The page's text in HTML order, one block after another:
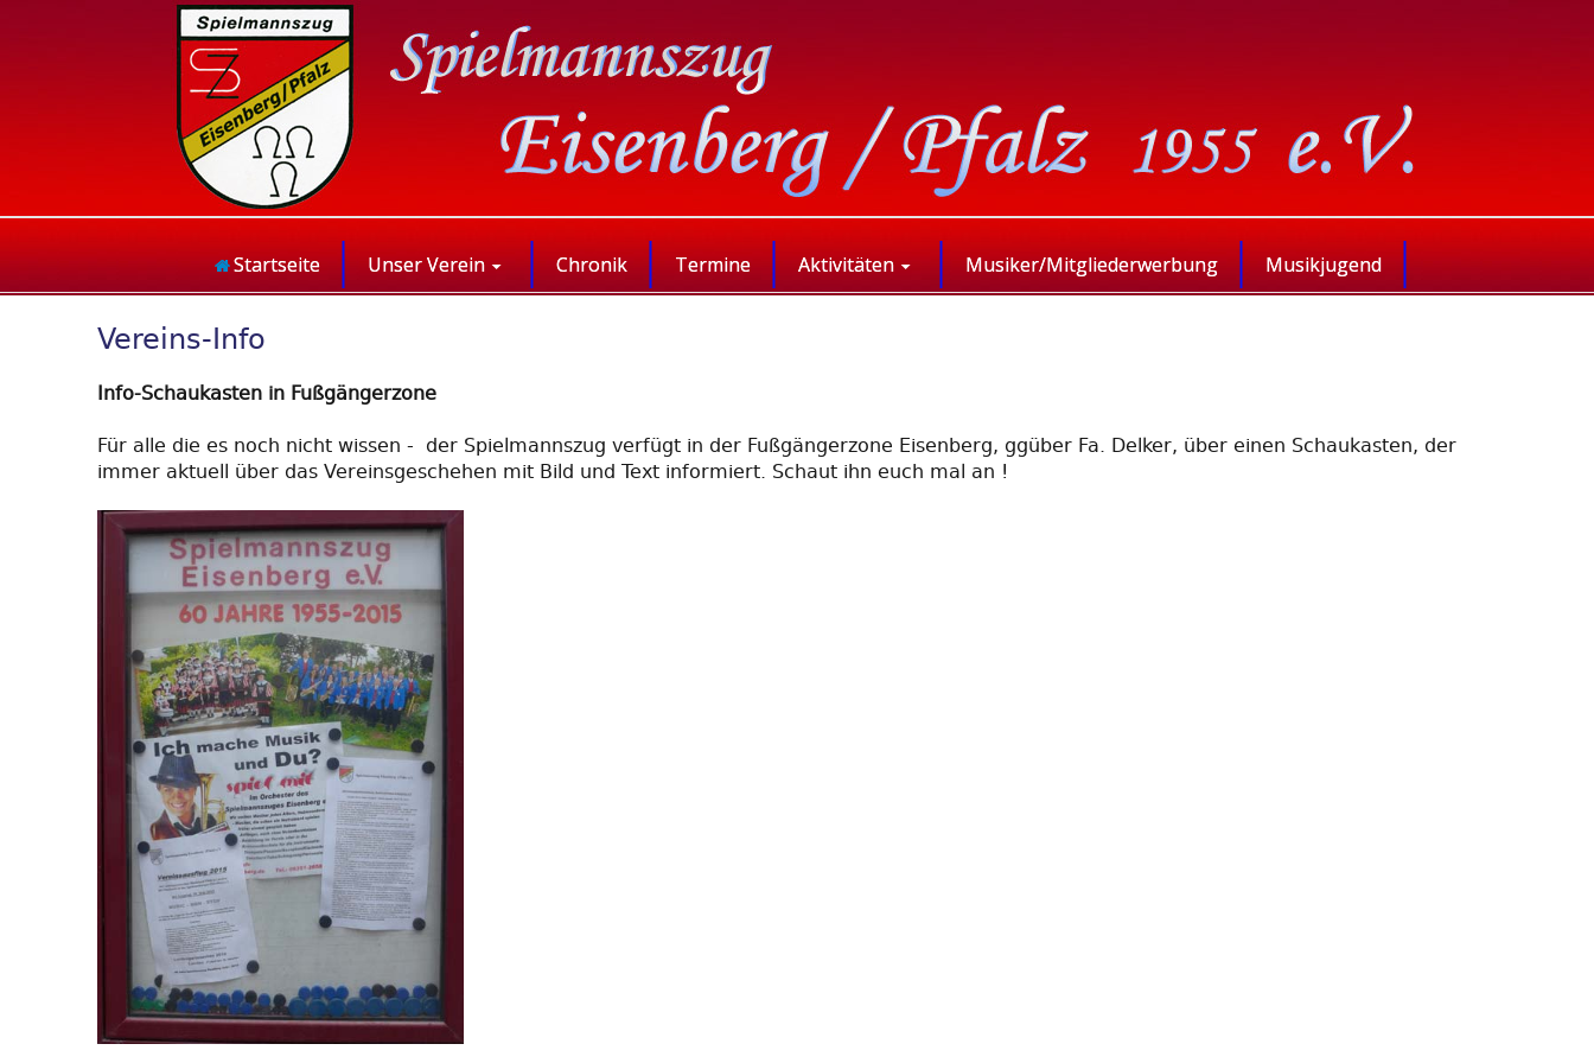
Startseite Unser Verein Chronik Termine Aktivitäten Musiker/Mitgliederwerbung Musikjugend
Vereins-Info
Info-Schaukasten in Fußgängerzone
Für alle die es noch nicht wissen - der Spielmannszug verfügt in der Fußgängerzone Eisenberg, ggüber Fa. Delker, über einen Schaukasten, der
immer aktuell über das Vereinsgeschehen mit Bild und Text informiert. Schaut ihn euch mal an !